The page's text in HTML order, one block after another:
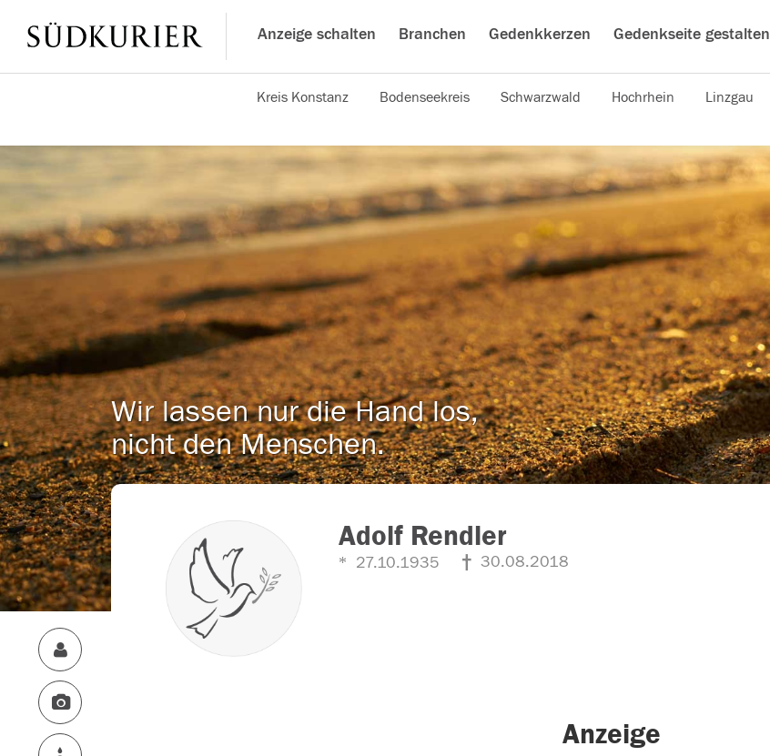
Anzeige schalten Branchen Gedenkkerzen Gedenkseite gestalten
Kreis Konstanz Bodenseekreis Schwarzwald Hochrhein Linzgau
Wir lassen nur die Hand los,
nicht den Menschen.
Adolf Rendler
27.10.1935 30.08.2018
Anzeige